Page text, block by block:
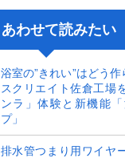
あわせて読みたい
浴室の”きれい”はどう
スクリエイト佐倉工場
ンラ」体験と新機能
プ」
排水管つまり用ワイヤ